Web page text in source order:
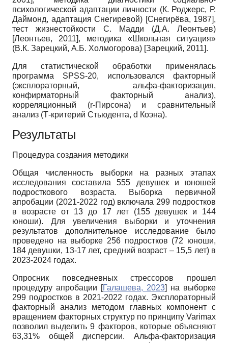
психологической адаптации личности (К. Роджерс, Р.
Даймонд, адаптация Снегиревой) [Снегирёва, 1987],
тест жизнестойкости С. Мадди (Д.А. Леонтьев)
[Леонтьев, 2011], методика «Школьная ситуация»
(В.К. Зарецкий, А.Б. Холмогорова) [Зарецкий, 2011].
Для статистической обработки применялась
программа SPSS-20, использовался факторный
(эксплораторный, альфа-факторизация,
конфирматорный факторный анализ),
корреляционный (r-Пирсона) и сравнительный
анализ (Т-критерий Стьюдента, d Коэна).
Результаты
Процедура создания методики
Общая численность выборки на разных этапах
исследования составила 555 девушек и юношей
подросткового возраста. Выборка первичной
апробации (2021-2022 год) включала 299 подростков
в возрасте от 13 до 17 лет (155 девушек и 144
юноши). Для увеличения выборки и уточнения
результатов дополнительное исследование было
проведено на выборке 256 подростков (72 юноши,
184 девушки, 13-17 лет, средний возраст – 15,5 лет) в
2023-2024 годах.
Опросник повседневных стрессоров прошел
процедуру апробации [Галашева, 2023] на выборке
299 подростков в 2021-2022 годах. Эксплораторный
факторный анализ методом главных компонент с
вращением факторных структур по принципу Varimax
позволил выделить 9 факторов, которые объясняют
63,31% общей дисперсии. Альфа-факторизация